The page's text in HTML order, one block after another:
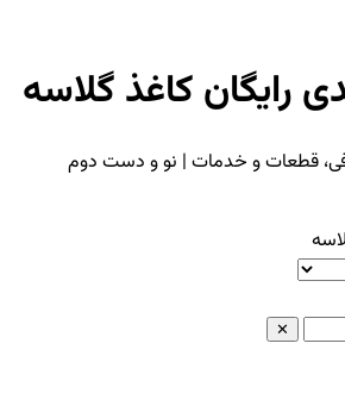
رایگان کاغذ گلاسه
قطعات و خدمات | نو و دست دوم
✕